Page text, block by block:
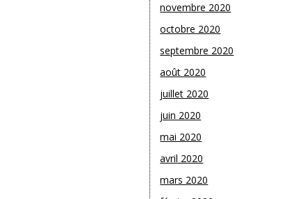
novembre 2020
octobre 2020
septembre 2020
août 2020
juillet 2020
juin 2020
mai 2020
avril 2020
mars 2020